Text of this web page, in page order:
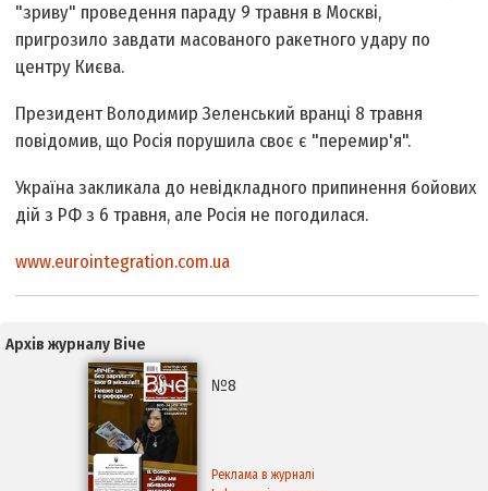
"зриву" проведення параду 9 травня в Москві,
пригрозило завдати масованого ракетного удару по
центру Києва.
Президент Володимир Зеленський вранці 8 травня
повідомив, що Росія порушила своє є "перемир'я".
Україна закликала до невідкладного припинення бойових
дій з РФ з 6 травня, але Росія не погодилася.
www.eurointegration.com.ua
Архів журналу Віче
№8
Реклама в журналі